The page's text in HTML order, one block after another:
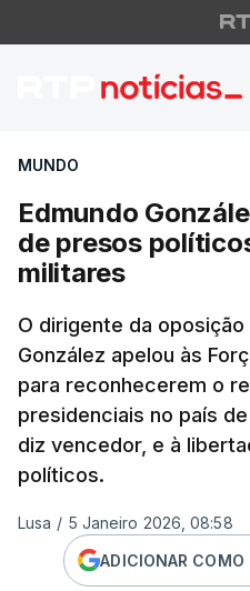
Edmundo
MUNDO
Edmundo
de presos
militares
O dirigente da oposição
González apelou às
para reconhecerem o
presidenciais no país
diz vencedor, e à
políticos.
Lusa / 5 Janeiro 2026, 08:58
ADICIONAR COMO